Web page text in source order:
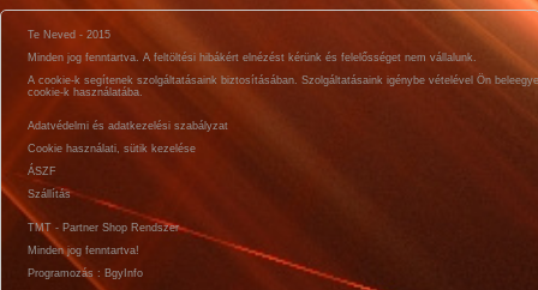
Te Neved - 2015
Minden jog fenntartva. A feltöltési hibákért elnézést kérünk és felelősséget nem vállalunk.
A cookie-k segítenek szolgáltatásaink biztosításában. Szolgáltatásaink igénybe vételével Ön
cookie-k használatába.
Adatvédelmi és adatkezelési szabályzat
Cookie használati, sütik kezelése
ÁSZF
Szállítás
TMT - Partner Shop Rendszer
Minden jog fenntartva!
Programozás : BgyInfo